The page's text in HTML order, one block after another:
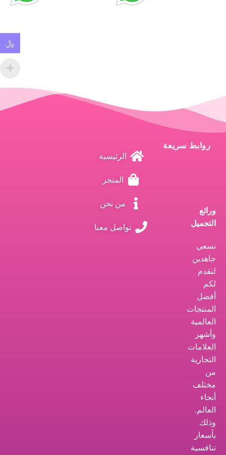
ورائع
التجميل
نسعي
جاهدين
لنقدم
لكم
أفضل
المنتجات
العالمية
وأشهر
العلامات
التجارية
من
مختلف
أنحاء
العالم.
وذلك
بأسعار
تنافسية
روابط سريعة
الرئيسية
المتجر
من نحن
تواصل معنا
﷼